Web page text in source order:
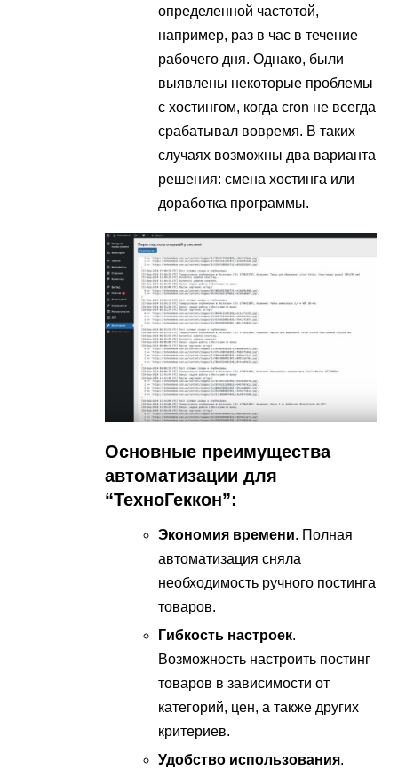
определенной частотой,
например, раз в час в течение
рабочего дня. Однако, были
выявлены некоторые проблемы
с хостингом, когда cron не всегда
срабатывал вовремя. В таких
случаях возможны два варианта
решения: смена хостинга или
доработка программы.
Основные преимущества
автоматизации для
“ТехноГеккон”:
Экономия времени. Полная
автоматизация сняла
необходимость ручного постинга
товаров.
Гибкость настроек.
Возможность настроить постинг
товаров в зависимости от
категорий, цен, а также других
критериев.
Удобство использования.